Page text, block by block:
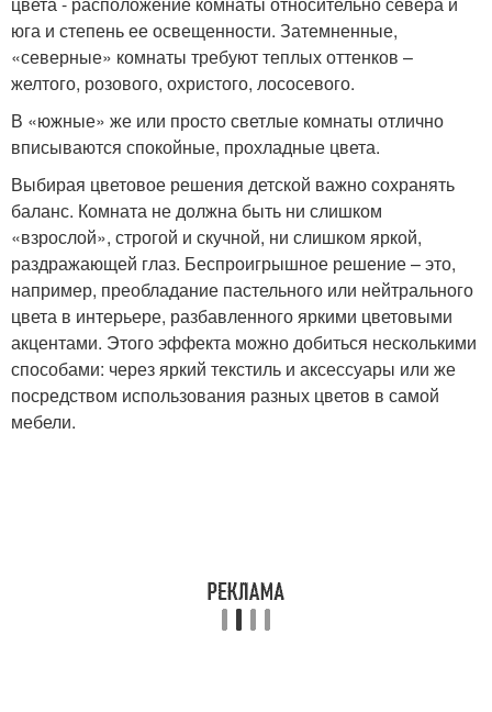
юга и степень ее освещенности. Затемненные,
«северные» комнаты требуют теплых оттенков –
желтого, розового, охристого, лососевого.
В «южные» же или просто светлые комнаты отлично
вписываются спокойные, прохладные цвета.
Выбирая цветовое решения детской важно сохранять
баланс. Комната не должна быть ни слишком
«взрослой», строгой и скучной, ни слишком яркой,
раздражающей глаз. Беспроигрышное решение – это,
например, преобладание пастельного или нейтрального
цвета в интерьере, разбавленного яркими цветовыми
акцентами. Этого эффекта можно добиться несколькими
способами: через яркий текстиль и аксессуары или же
посредством использования разных цветов в самой
мебели.